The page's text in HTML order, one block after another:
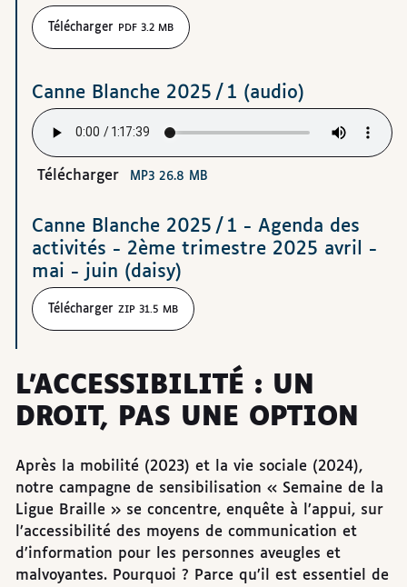
Télécharger PDF 3.2 MB
Canne Blanche 2025 / 1 (audio)
Télécharger MP3 26.8 MB
Canne Blanche 2025 / 1 - Agenda des
activités - 2ème trimestre 2025 avril -
mai - juin (daisy)
Télécharger ZIP 31.5 MB
L’ACCESSIBILITÉ : UN
DROIT, PAS UNE OPTION
Après la mobilité (2023) et la vie sociale (2024),
notre campagne de sensibilisation « Semaine de la
Ligue Braille » se concentre, enquête à l’appui, sur
l’accessibilité des moyens de communication et
d’information pour les personnes aveugles et
malvoyantes. Pourquoi ? Parce qu’il est essentiel de